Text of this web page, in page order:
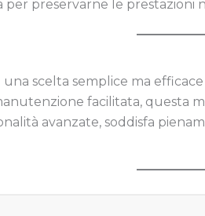
per preservarne le prestazioni
scelta semplice ma
facilitata, questa
avanzate, soddisfa